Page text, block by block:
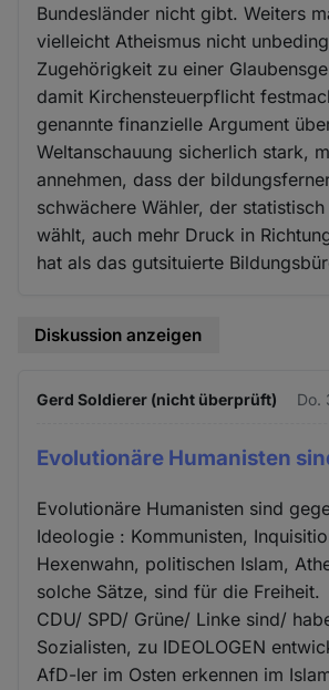
Bundesländer nicht gibt. Weiters
vielleicht Atheismus nicht
Zugehörigkeit zu einer
damit Kirchensteuerpflicht
genannte finanzielle Argument
Weltanschauung sicherlich stark,
annehmen, dass der
schwächere Wähler, der
wählt, auch mehr Druck in
hat als das gutsituierte
Diskussion anzeigen
Gerd Soldierer (nicht überprüft) Do.
Evolutionäre Humanisten
Evolutionäre Humanisten sind
Ideologie : Kommunisten,
Hexenwahn, politischen Islam,
solche Sätze, sind für die Freiheit.
CDU/ SPD/ Grüne/ Linke sind/
Sozialisten, zu IDEOLOGEN
AfD-ler im Osten erkennen im